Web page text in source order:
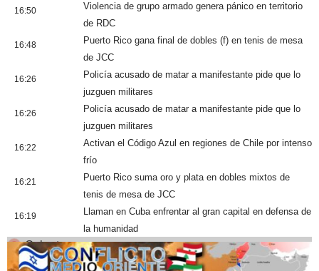
16:50
Violencia de grupo armado genera pánico en territorio
de RDC
16:48
Puerto Rico gana final de dobles (f) en tenis de mesa
de JCC
16:26
Policía acusado de matar a manifestante pide que lo
juzguen militares
16:26
Policía acusado de matar a manifestante pide que lo
juzguen militares
16:22
Activan el Código Azul en regiones de Chile por intenso
frío
16:21
Puerto Rico suma oro y plata en dobles mixtos de
tenis de mesa de JCC
16:19
Llaman en Cuba enfrentar al gran capital en defensa de
la humanidad
Cobertura